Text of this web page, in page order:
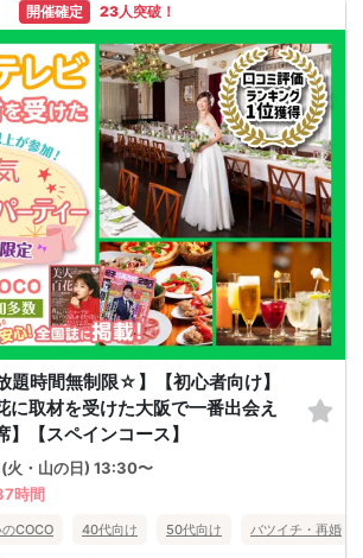
開催確定 23人突破！
題時間無制限☆】【初心者向け】
に取材を受けた大阪で一番出会え
【スペインコース】
火・山の日) 13:30〜
時間
COCO 40代向け 50代向け バツイチ・再婚